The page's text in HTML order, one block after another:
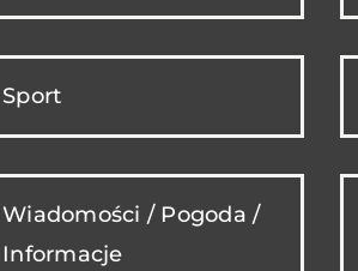
Sport
Wiadomości / Pogoda /
Informacje